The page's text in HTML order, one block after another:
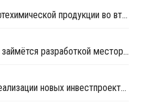
SOCAR увеличила экспорт нефтехимической продукции во втором квартале
Татнефть совместно с SOCAR займётся разработкой месторождения в Азербайджане
SOCAR готовит генплан для реализации новых инвестпроектов в нефтехимии Турции